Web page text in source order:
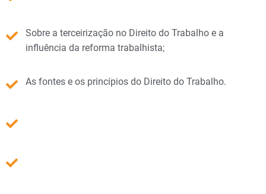
Sobre a terceirização no Direito do Trabalho e a
influência da reforma trabalhista;
As fontes e os princípios do Direito do Trabalho.